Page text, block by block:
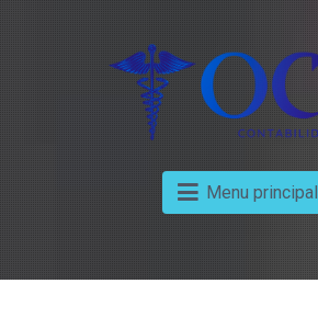
Menu principal